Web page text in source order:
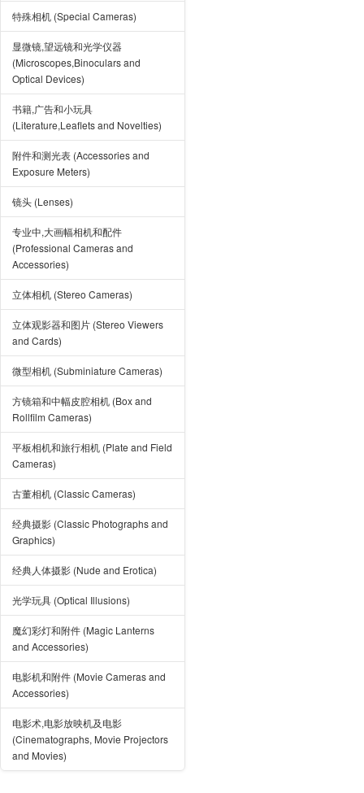
特殊相机 (Special Cameras)
显微镜,望远镜和光学仪器
(Microscopes,Binoculars and
Optical Devices)
书籍,广告和小玩具
(Literature,Leaflets and Novelties)
附件和测光表 (Accessories and
Exposure Meters)
镜头 (Lenses)
专业中,大画幅相机和配件
(Professional Cameras and
Accessories)
立体相机 (Stereo Cameras)
立体观影器和图片 (Stereo Viewers
and Cards)
微型相机 (Subminiature Cameras)
方镜箱和中幅皮腔相机 (Box and
Rollfilm Cameras)
平板相机和旅行相机 (Plate and Field
Cameras)
古董相机 (Classic Cameras)
经典摄影 (Classic Photographs and
Graphics)
经典人体摄影 (Nude and Erotica)
光学玩具 (Optical Illusions)
魔幻彩灯和附件 (Magic Lanterns
and Accessories)
电影机和附件 (Movie Cameras and
Accessories)
电影术,电影放映机及电影
(Cinematographs, Movie Projectors
and Movies)